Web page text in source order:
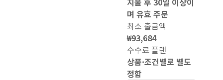
며 유효 주문
최소 출금액
₩93,684
수수료 플랜
상품·조건별로 별도
정함